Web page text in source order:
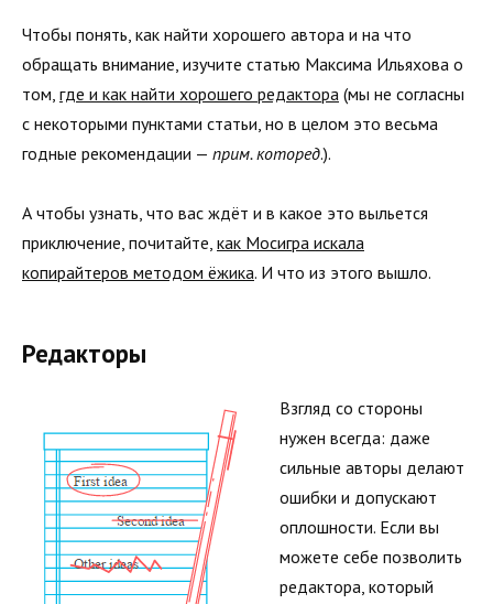
Чтобы понять, как найти хорошего автора и на что
обращать внимание, изучите статью Максима Ильяхова о
том, где и как найти хорошего редактора (мы не согласны
с некоторыми пунктами статьи, но в целом это весьма
годные рекомендации — прим. которед.).
А чтобы узнать, что вас ждёт и в какое это выльется
приключение, почитайте, как Мосигра искала
копирайтеров методом ёжика. И что из этого вышло.
Редакторы
Взгляд со стороны
нужен всегда: даже
сильные авторы делают
ошибки и допускают
оплошности. Если вы
можете себе позволить
редактора, который